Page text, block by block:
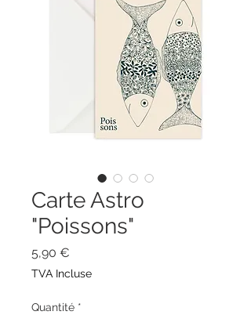
Carte Astro
"Poissons"
5,90 €
TVA Incluse
Quantité *